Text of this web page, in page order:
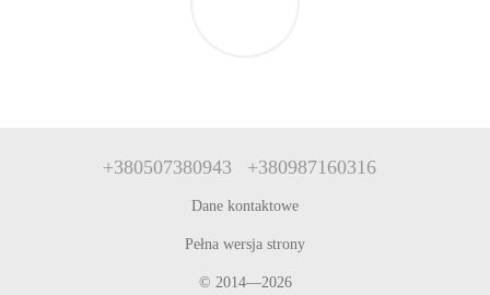
+380507380943 +380987160316
Dane kontaktowe
Pełna wersja strony
© 2014—2026